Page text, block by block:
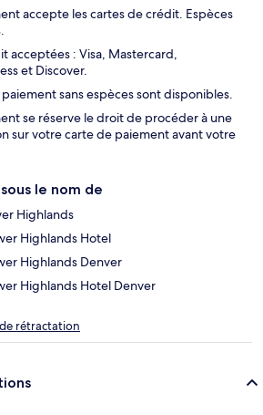
accepte les cartes de crédit. Espèces
acceptées : Visa, Mastercard,
et Discover.
sans espèces sont disponibles.
se réserve le droit de procéder à une
sur votre carte de paiement avant votre
le nom de
Highlands
Highlands Hotel
Highlands Denver
Highlands Hotel Denver
rétractation